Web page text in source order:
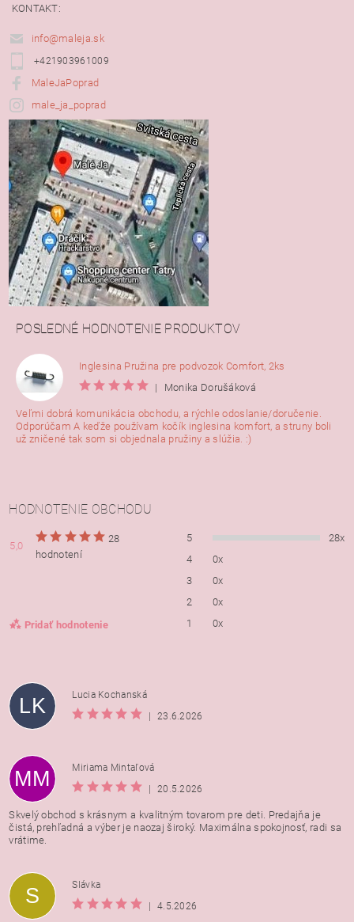
KONTAKT:
info@maleja.sk
+421903961009
MaleJaPoprad
male_ja_poprad
POSLEDNÉ HODNOTENIE PRODUKTOV
Inglesina Pružina pre podvozok Comfort, 2ks
|
Monika Dorušáková
Veľmi dobrá komunikácia obchodu, a rýchle odoslanie/doručenie.
Odporúčam A keďže používam kočík inglesina komfort, a struny boli
už zničené tak som si objednala pružiny a slúžia. :)
HODNOTENIE OBCHODU
5,0
28
hodnotení
Pridať hodnotenie
5
28x
4
0x
3
0x
2
0x
1
0x
Vložením hodnotenie súhlasíte s
osobných údajov
LK
Lucia Kochanská
|
23.6.2026
MM
Miriama Mintaľová
|
20.5.2026
Skvelý obchod s krásnym a kvalitným tovarom pre deti. Predajňa je
čistá, prehľadná a výber je naozaj široký. Maximálna spokojnosť, radi sa
vrátime.
S
Slávka
|
4.5.2026